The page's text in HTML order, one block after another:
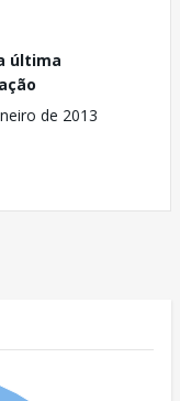
última
de 2013